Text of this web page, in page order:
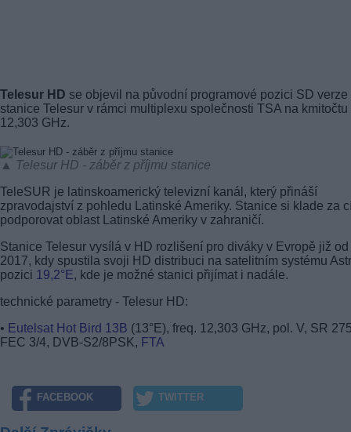
Telesur HD se objevil na původní programové pozici SD verze
stanice Telesur v rámci multiplexu společnosti TSA na kmitočtu
12,303 GHz.
▲ Telesur HD - záběr z příjmu stanice
TeleSUR je latinskoamerický televizní kanál, který přináší
zpravodajství z pohledu Latinské Ameriky. Stanice si klade za
podporovat oblast Latinské Ameriky v zahraničí.
Stanice Telesur vysílá v HD rozlišení pro diváky v Evropě již od
2017, kdy spustila svoji HD distribuci na satelitním systému
pozici 19,2°E, kde je možné stanici přijímat i nadále.
technické parametry - Telesur HD:
• Eutelsat Hot Bird 13B (13°E), freq. 12,303 GHz, pol. V, SR
FEC 3/4, DVB-S2/8PSK, FTA
FACEBOOK TWITTER